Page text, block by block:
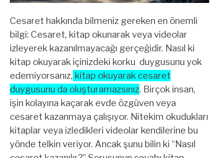
Cesaret hakkında bilmeniz gereken en önemli
bilgi: Cesaret, kitap okunarak veya videolar
izleyerek kazanılmayacağı gerçeğidir. Nasıl ki
kitap okuyarak içinizdeki korku duygusunu yok
edemiyorsanız, kitap okuyarak cesaret
duygusunu da oluşturamazsınız. Birçok insan,
işin kolayına kaçarak evde özgüven veya
cesaret kazanmaya çalışıyor. Nitekim okudukları
kitaplar veya izledikleri videolar kendilerine bu
yönde telkin veriyor. Ancak şunu bilin ki “Nasıl